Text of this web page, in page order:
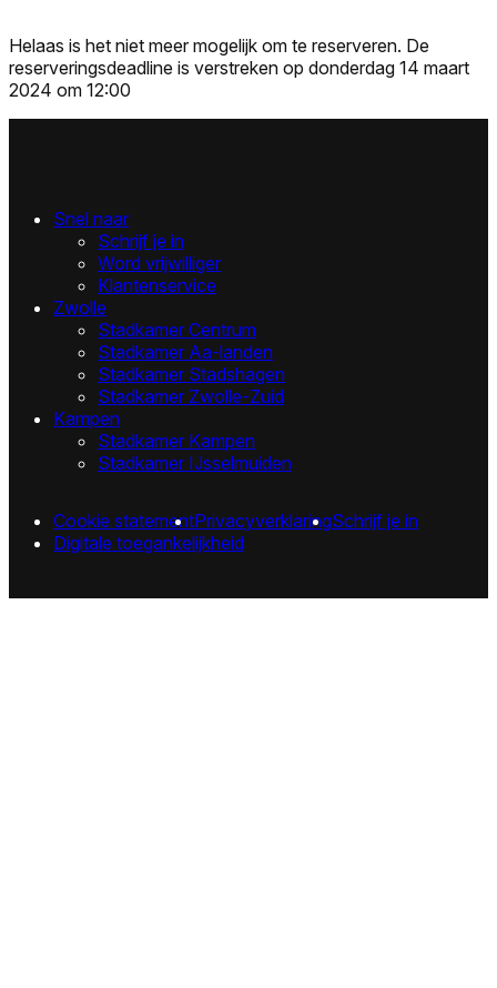
Helaas is het niet meer mogelijk om te reserveren. De
reserveringsdeadline is verstreken op donderdag 14 maart
2024 om 12:00
Snel naar
Schrijf je in
Word vrijwilliger
Klantenservice
Zwolle
Stadkamer Centrum
Stadkamer Aa-landen
Stadkamer Stadshagen
Stadkamer Zwolle-Zuid
Kampen
Stadkamer Kampen
Stadkamer IJsselmuiden
Cookie statementPrivacyverklaringSchrijf je in
Digitale toegankelijkheid